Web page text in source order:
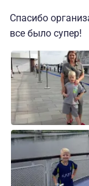
Спасибо
все было супер!